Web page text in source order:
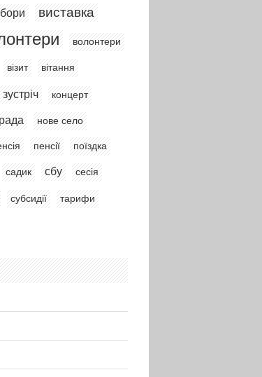
виставка
волонтери
візит вітання
зустріч концерт
нове село
пенсії поїздка
садик сбу сесія
субсидії тарифи